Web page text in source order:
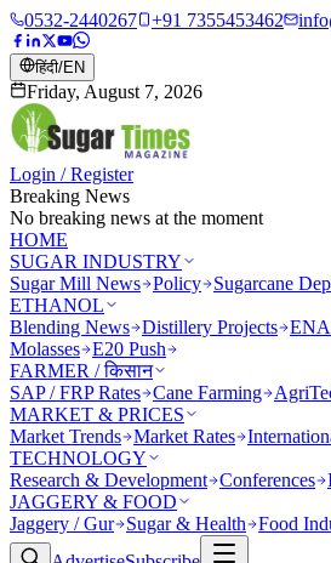
0532-2440267 +91 7355453462
हिंदी/EN
Friday, August 7, 2026
Login / Register
Breaking News
No breaking news at the moment
HOME
SUGAR INDUSTRY
Sugar Mill News Policy Sugarcane
ETHANOL
Blending News Distillery Projects ENA
Molasses E20 Push
FARMER / किसान
SAP / FRP Rates Cane Farming
MARKET & PRICES
Market Trends Market Rates
TECHNOLOGY
Research & Development Conferences
JAGGERY & FOOD
Jaggery / Gur
Sugar & Health Food